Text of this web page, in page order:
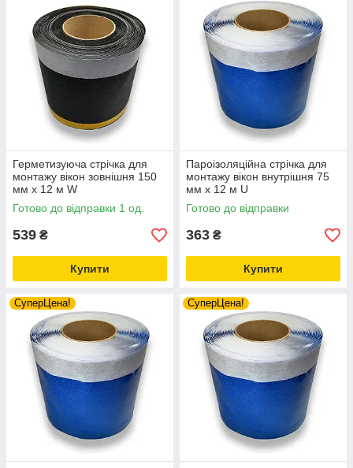
Герметизуюча стрічка для
монтажу вікон зовнішня 150
мм х 12 м W
Готово до відправки 1 од.
539 ₴
Купити
Пароізоляційна стрічка для
монтажу вікон внутрішня 75
мм х 12 м U
Готово до відправки
363 ₴
Купити
СуперЦена! СуперЦена!